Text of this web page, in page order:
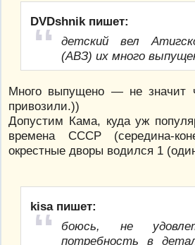
DVDshnik пишет:
детский вел
(АВЗ) их много
Много выпущено — не значит
привозили.))
Допустим Кама, куда уж
времена СССР (середина-
окрестные дворы водился 1
kisa пишет:
боюсь, не
потребность в